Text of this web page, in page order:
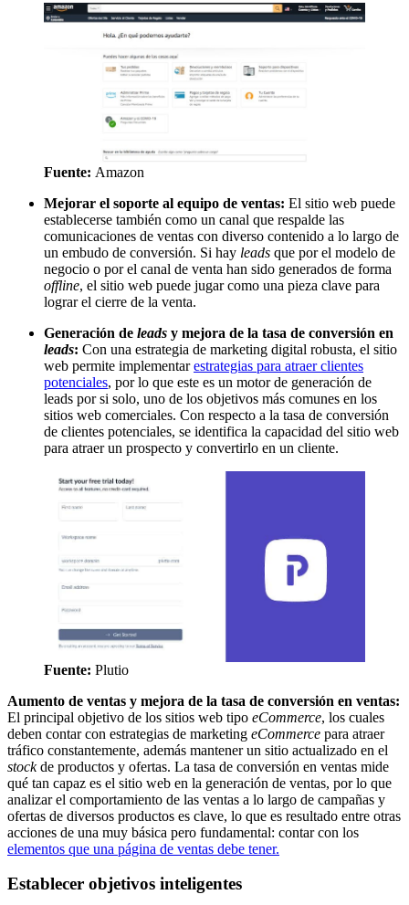
Fuente: Amazon
Mejorar el soporte al equipo de ventas: El sitio web puede
establecerse también como un canal que respalde las
comunicaciones de ventas con diverso contenido a lo largo de
un embudo de conversión. Si hay leads que por el modelo de
negocio o por el canal de venta han sido generados de forma
offline, el sitio web puede jugar como una pieza clave para
lograr el cierre de la venta.
Generación de leads y mejora de la tasa de conversión en
leads: Con una estrategia de marketing digital robusta, el sitio
web permite implementarestrategias para atraer clientes
potenciales, por lo que este es un motor de generación de
leads por si solo, uno de los objetivos más comunes en los
sitios web comerciales. Con respecto a la tasa de conversión
de clientes potenciales, se identifica la capacidad del sitio web
para atraer un prospecto y convertirlo en un cliente.
Fuente: Plutio
Aumento de ventas y mejora de la tasa de conversión en ventas:
El principal objetivo de los sitios web tipo eCommerce, los cuales
deben contar con estrategias de marketing eCommerce para atraer
tráfico constantemente, además mantener un sitio actualizado en el
stockde productos y ofertas. La tasa de conversión en ventas mide
qué tan capaz es el sitio web en la generación de ventas, por lo que
analizar el comportamiento de las ventas a lo largo de campañas y
ofertas de diversos productos es clave, lo que es resultado entre otras
acciones de una muy básica pero fundamental: contar con los
elementos que una página de ventas debe tener.
Establecer objetivos inteligentes